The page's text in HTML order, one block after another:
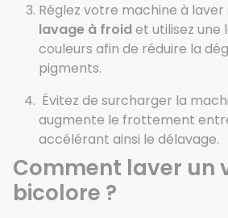
Réglez votre machine à laver
lavage à froidet utilisez une
couleurs afin de réduire la
pigments.
Évitez de surcharger la
augmente le frottement
accélérant ainsi le délavage.
Comment laver un
bicolore ?